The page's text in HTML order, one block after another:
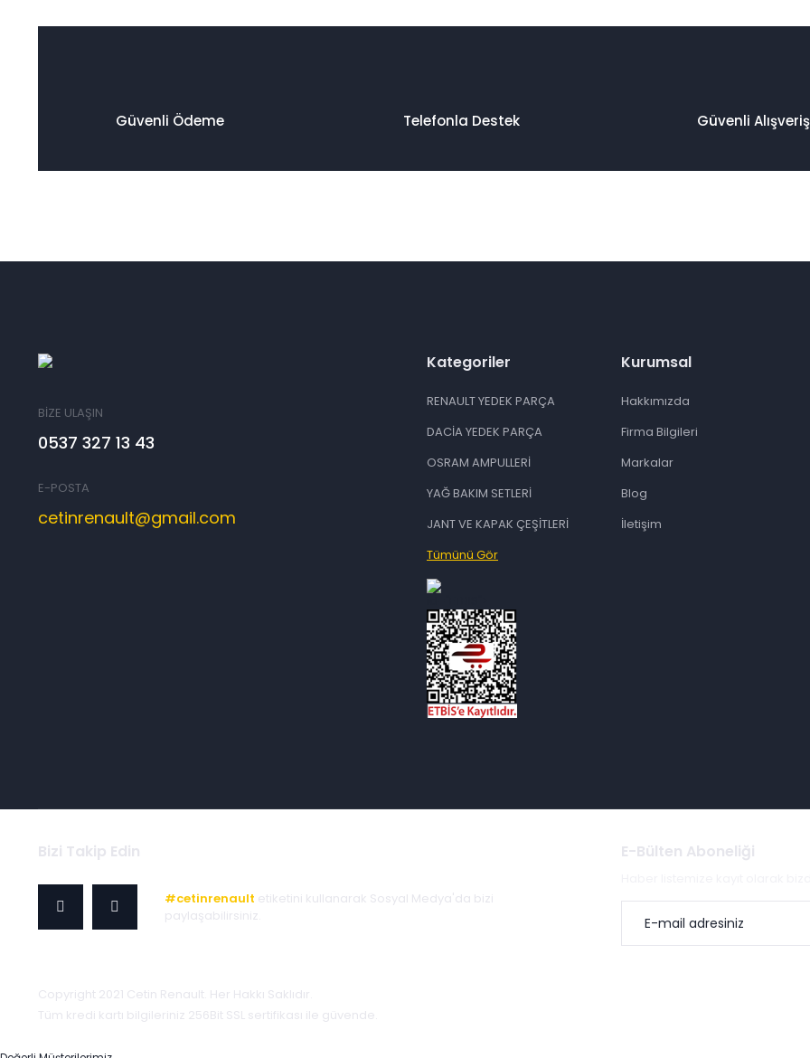
Ürün fiyatı diğer sitelerden daha pahalı.
Güvenli Ödeme Telefonla Destek Güvenli Alışveriş
BİZE ULAŞIN
0537 327 13 43
E-POSTA
cetinrenault@gmail.com
Kategoriler
RENAULT YEDEK PARÇA
DACİA YEDEK PARÇA
OSRAM AMPULLERİ
YAĞ BAKIM SETLERİ
JANT VE KAPAK ÇEŞİTLERİ
Tümünü Gör
Kurumsal
Hakkımızda
Firma Bilgileri
Markalar
Blog
İletişim
Bizi Takip Edin
#cetinrenault etiketini kullanarak Sosyal Medya'da bizi
paylaşabilirsiniz.
E-Bülten Aboneliği
Copyright 2021 Cetin Renault. Her Hakkı Saklıdır.
Tüm kredi kartı bilgileriniz 256Bit SSL sertifikası ile güvende.